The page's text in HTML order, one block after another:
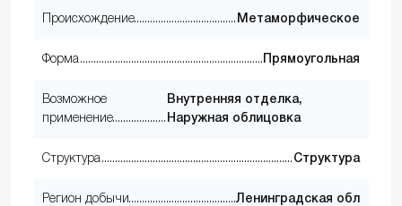
Происхождение Метаморфическое
Форма Прямоугольная
Возможное
применение
Внутренняя отделка,
Наружная облицовка
Структура Структура
Регион добычи Ленинградская обл